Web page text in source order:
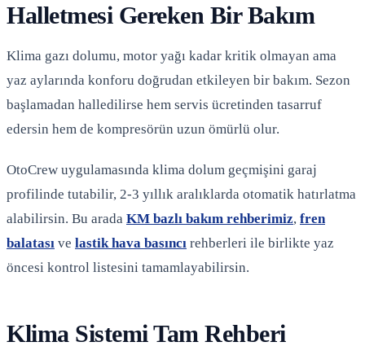
Halletmesi Gereken Bir Bakım
Klima gazı dolumu, motor yağı kadar kritik olmayan ama
yaz aylarında konforu doğrudan etkileyen bir bakım. Sezon
başlamadan halledilirse hem servis ücretinden tasarruf
edersin hem de kompresörün uzun ömürlü olur.
OtoCrew uygulamasında klima dolum geçmişini garaj
profilinde tutabilir, 2-3 yıllık aralıklarda otomatik hatırlatma
alabilirsin. Bu arada KM bazlı bakım rehberimiz, fren
balatası ve lastik hava basıncı rehberleri ile birlikte yaz
öncesi kontrol listesini tamamlayabilirsin.
Klima Sistemi Tam Rehberi